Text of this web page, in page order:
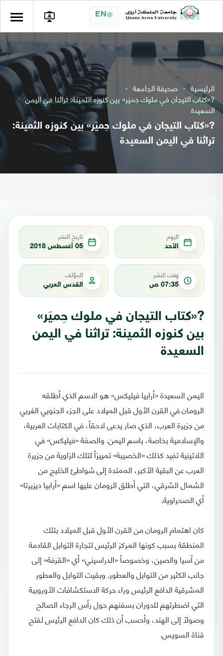
EN
الرئيسية صحيفة الجامعة
?«كتاب التيجان في ملوك حِميَر» بين كنوزه الثمينة: تراثنا في اليمن
السعيدة
?«كتاب التيجان في ملوك حِميَر» بين كنوزه الثمينة:
تراثنا في اليمن السعيدة
اليوم
الأحد
تاريخ النشر
05 أغسطس 2018
وقت النشر
07:35 ص
المؤلف
القدس العربي
?«كتاب التيجان في ملوك حِميَر»
بين كنوزه الثمينة: تراثنا في اليمن
السعيدة
اليمن السعيدة «أرابيا فيليكس» هو الاسم الذي أطلقه
الرومان في القرن الأول قبل الميلاد على الجزء الجنوبي الغربي
من جزيرة العرب، الذي صار يدعى لاحقاً، في الكتابات العربية،
والإسلامية بخاصة، باسم اليمن. والصفة «فيليكس» في
اللاتينية تفيد كذلك «الخصيبة» تمييزاً لتلك الزاوية من جزيرة
العرب عن البقية الأكبر، الممتدة إلى شواطئ الخليج من
الشمال الشرقي، التي أطلق الرومان عليها اسم «أرابيا ديزيرتا»
أي الصحراوية.
كان اهتمام الرومان من القرن الأول قبل الميلاد بتلك
المنطقة بسبب كونها المركز الرئيس لتجارة التوابل القادمة
من آسيا والصين، وخصوصاً «الدراسيني» أي «القرفة» إلى
جانب الكثير من التوابل والعطور. وبقيت التوابل والعطور
المشرقية الدافع الرئيس وراء حركة الاستكشافات الأوروبية
التي اضطرتهم للدوران بسفنهم حول رأس الرجاء الصالح
وصولاً إلى الهند، وأحسب أن ذلك كان الدافع الرئيس لفتح
قناة السويس.